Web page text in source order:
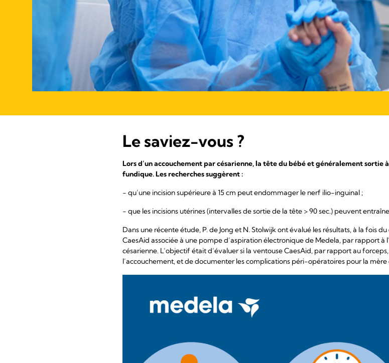
Le saviez-vous ?
Lors d’un accouchement par césarienne, la tête du bébé et généralement sortie
fundique. Les recherches suggèrent :
- qu’une incision supérieure à 15 cm peut endommager le nerf ilio-inguinal ;
- que les incisions utérines (intervalles de sortie de la tête > 90 sec.) peuvent
Dans une récente étude, P. de Jong et N. Stolwijk ont évalué les résultats, à la fois
CaesAid associée à une pompe d’aspiration électronique de Medela, par rapport à
césarienne. L’objectif était d’évaluer si la ventouse CaesAid, par rapport au
l’accouchement, et de documenter les complications péri-opératoires pour la